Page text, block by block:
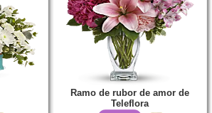
Ramo de rubor de amor de
Teleflora